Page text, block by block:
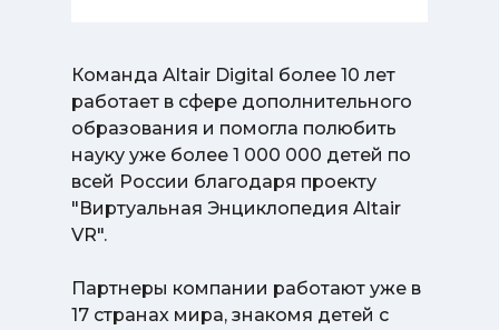
Команда Altair Digital более 10 лет
работает в сфере дополнительного
образования и помогла полюбить
науку уже более 1 000 000 детей по
всей России благодаря проекту
"Виртуальная Энциклопедия Altair
VR".
Партнеры компании работают уже в
17 странах мира, знакомя детей с